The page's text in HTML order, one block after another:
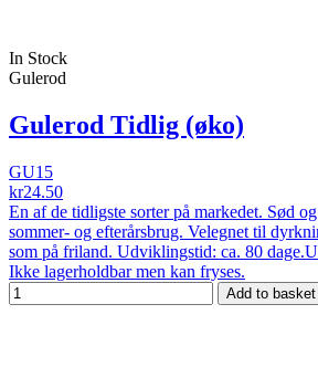
In Stock
Gulerod
Gulerod Tidlig (øko)
GU15
kr24.50
En af de tidligste sorter på markedet. Sød
sommer- og efterårsbrug. Velegnet til
som på friland. Udviklingstid: ca. 80
Ikke lagerholdbar men kan fryses.
Add to basket